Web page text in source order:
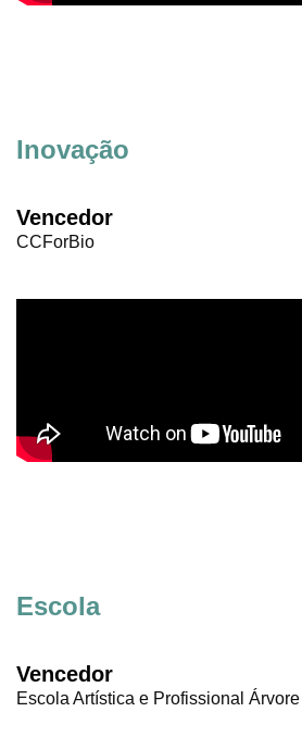
Inovação
Vencedor
CCForBio
Escola
Vencedor
Escola Artística e Profissional Árvore